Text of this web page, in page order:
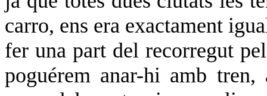
carro, ens era exactament
fer una part del recorregut
poguérem anar-hi amb